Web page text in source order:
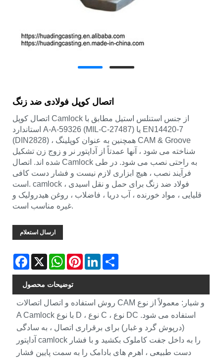
اتصال کوپل فولادی ضد زنگ
اتصال کوپل Camlock از جنس استنلس استیل مطابق با
استاندارد A-A-59326 (MIL-C-27487) یا EN14420-7
(DIN2828) ، همچنین به عنوان کوپلینگ CAM & Groove
شناخته می شود ، آنها عمدتاً از آداپتور نر و زوج زن تشکیل
شده اند. اتصال Camlock به راحتی نصب می شود. در طی
فرآیند نصب ، هیچ ابزاری لازم نیست و فشار دست کافی
است. camlock فولاد ضد زنگ برای حمل و نقل اسیدی ،
قلیایی ، مواد خورنده ، آب دریا ، فاضلاب ، روغن هیدرولیک و
غیره مناسب است.
ارسال استعلام
Facebook
X WhatsAppPinterestLinkedIn
توضیحات محصول
روش استفاده و اتصال اتصالات CAM و شیار: معمولاً از نوع
A Camlock با نوع D ، نوع C ، نوع DC استفاده می شود.
(درپوش گرد و غبار) برای برقراری اتصال ، به سادگی
آداپتور camlock را به داخل جفت کاملوک بکشید و با فشار
دست طبیعی ، اهرم های بادامک را به سمت پایین فشار